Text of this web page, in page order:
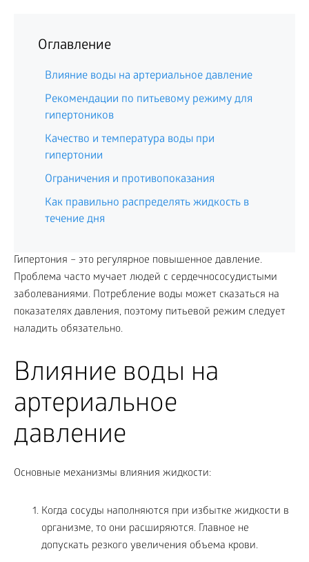
Оглавление
Влияние воды на артериальное давление
Рекомендации по питьевому режиму для
гипертоников
Качество и температура воды при
гипертонии
Ограничения и противопоказания
Как правильно распределять жидкость в
течение дня
Гипертония – это регулярное повышенное давление.
Проблема часто мучает людей с сердечнососудистыми
заболеваниями. Потребление воды может сказаться на
показателях давления, поэтому питьевой режим следует
наладить обязательно.
Влияние воды на
артериальное
давление
Основные механизмы влияния жидкости:
Когда сосуды наполняются при избытке жидкости в
организме, то они расширяются. Главное не
допускать резкого увеличения объема крови.